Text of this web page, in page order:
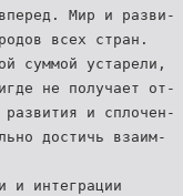
Мир и разви-
всех стран.
суммой устарели,
не получает от-
и сплочен-
достичь взаим-
и интеграции